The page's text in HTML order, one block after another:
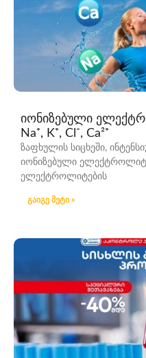
შეუკვეთეთ ონლაინ -
იონიზებული
Na⁺, K⁺, Cl⁻, Ca²⁺
ზაფხულის სიცხეში,
იონიზებული
ელექტროლიტების
გაიგე მეტი »